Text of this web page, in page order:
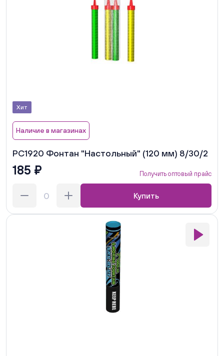
Хит
Наличие в магазинах
РС1920 Фонтан "Настольный" (120 мм) 8/30/2
185 ₽ Получить оптовый прайс
Купить